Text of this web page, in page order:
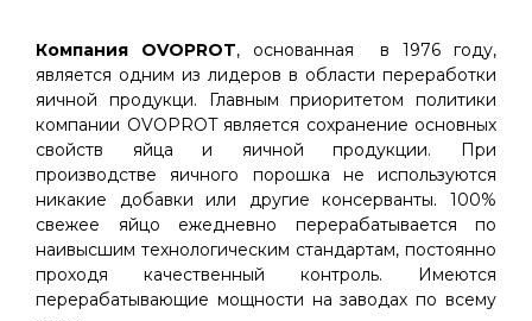
Компания OVOPROT, основанная в 1976 году,
является одним из лидеров в области переработки
яичной продукци. Главным приоритетом политики
компании OVOPROT является сохранение основных
свойств яйца и яичной продукции. При
производстве яичного порошка не используются
никакие добавки или другие консерванты. 100%
свежее яйцо ежедневно перерабатывается по
наивысшим технологическим стандартам, постоянно
проходя качественный контроль. Имеются
перерабатывающие мощности на заводах по всему